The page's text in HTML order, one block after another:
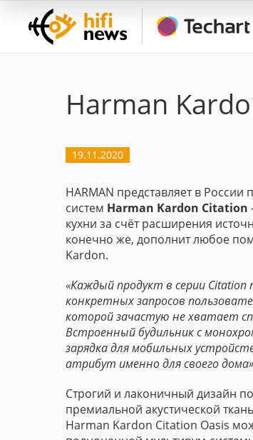
Harman
19.11.2020
HARMAN представляет в
систем Harman Kardon Citation
кухни за счёт расширения
конечно же, дополнит любое
Kardon.
«Каждый продукт в серии Citation
конкретных запросов
которой зачастую не хватает
Встроенный будильник с
зарядка для мобильных
атрибут именно для своего дома»
Строгий и лаконичный дизайн
премиальной акустической
Harman Kardon Citation Oasis